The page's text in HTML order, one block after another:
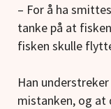
– For å ha
tanke på at
fisken skulle
Han
mistanken, og at